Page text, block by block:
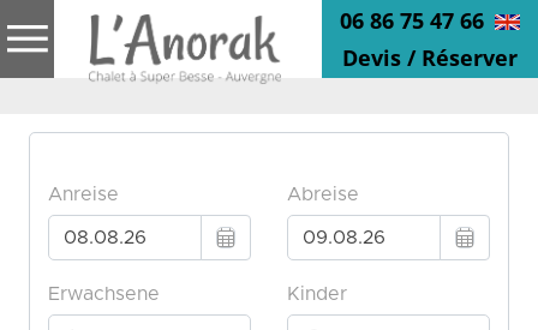
06 86 75 47 66
Devis / Réserver